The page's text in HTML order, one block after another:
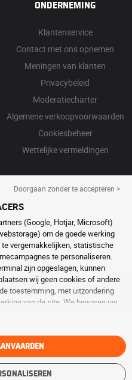
ONDERNEMING
Klantenservice
Contact met ons opnemen
Meningen van klanten
Privacybeleid
Moderatiecharter
Algemene verkoopvoorwaarden
Cookiesbeheer
Wettelijke vermeldingen
Doorgaan zonder te accepteren >
(Google, Hotjar, Microsoft)
om de goede werking
vergemakkelijken, statistische
te personaliseren.
zijn opgeslagen, kunnen
wij geen cookies of andere
toestemming, met uitzondering
van de site. We bewaren uw
van cookies of andere tracers te
tot diensten niet GRIP500.
en andere tracerspagina.